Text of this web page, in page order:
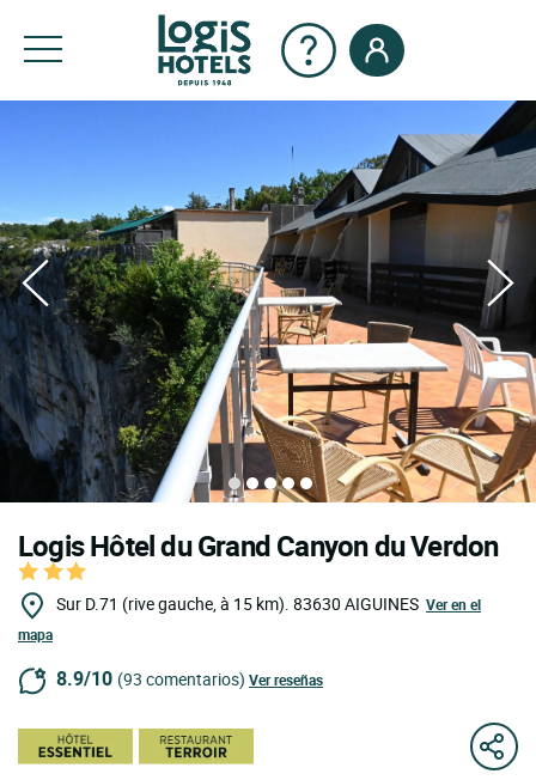
Logis Hôtel du Grand Canyon du Verdon
Sur D.71 (rive gauche, à 15 km). 83630 AIGUINES Ver en el
mapa
8.9/10 (93 comentarios) Ver reseñas